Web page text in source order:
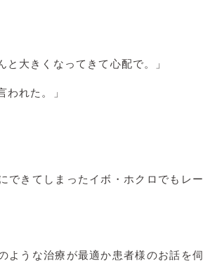
と大きくなってきて心配で。」
われた。」
できてしまったイボ・ホクロでもレー
ような治療が最適か患者様のお話を伺